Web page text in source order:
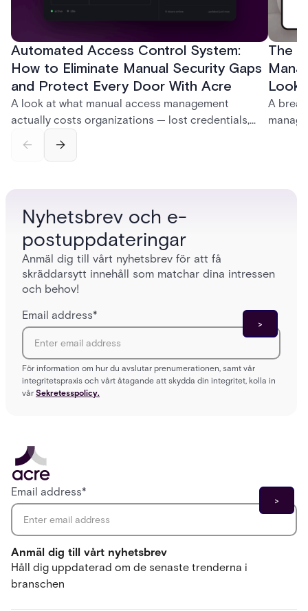
Automated Access Control System:
How to Eliminate Manual Security Gaps
and Protect Every Door With Acre
A look at what manual access management
actually costs organizations — lost credentials,
— and how Acre's automated access control
The
Look
A
Nyhetsbrev och e-
postuppdateringar
Anmäl dig till vårt nyhetsbrev för att få
skräddarsytt innehåll som matchar dina intressen
och behov!
Email address*
För information om hur du avslutar prenumerationen, samt vår
integritetspraxis och vårt åtagande att skydda din integritet, kolla in
vår Sekretesspolicy.
Anmäl dig till vårt nyhetsbrev
Håll dig uppdaterad om de senaste trenderna i
branschen
Email address*